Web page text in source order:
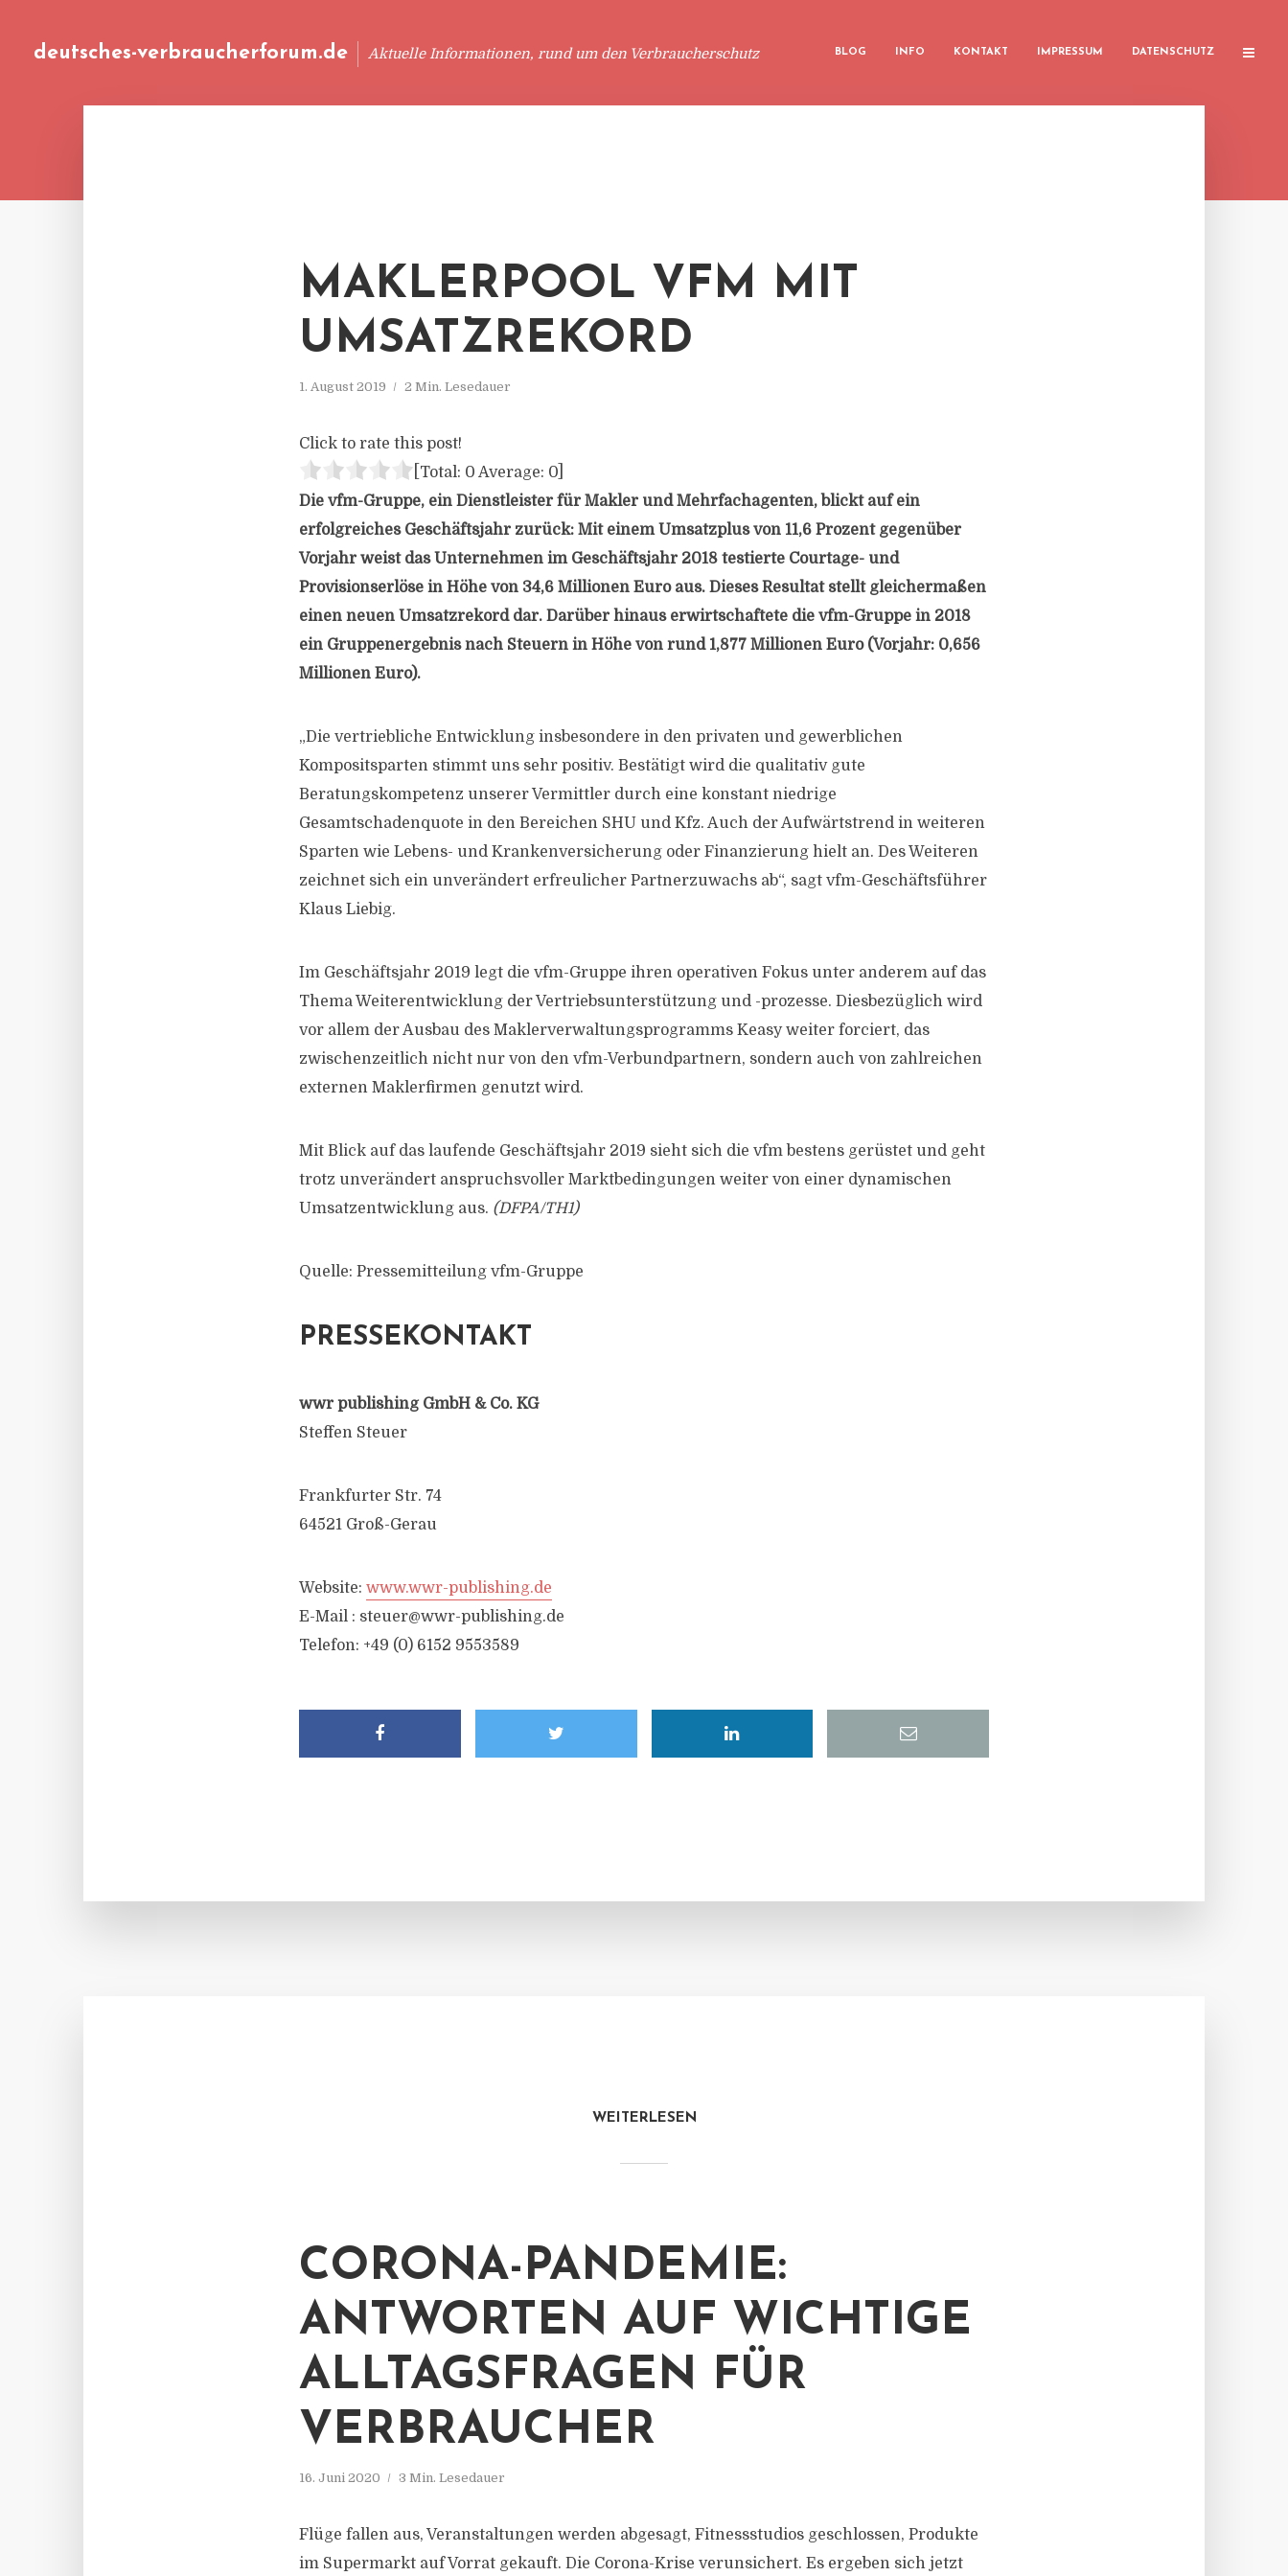
deutsches-verbraucherforum.de Aktuelle Informationen, rund um den Verbraucherschutz BLOG INFO KONTAKT IMPRESSUM DATENSCHUTZ
MAKLERPOOL VFM MIT
UMSATZREKORD
1. August 2019 2 Min. Lesedauer
Click to rate this post!
[Total: 0 Average: 0
Die vfm-Gruppe, ein Dienstleister für Makler und Mehrfachagenten, blickt auf ein
erfolgreiches Geschäftsjahr zurück: Mit einem Umsatzplus von 11,6 Prozent gegenüber
Vorjahr weist das Unternehmen im Geschäftsjahr 2018 testierte Courtage- und
Provisionserlöse in Höhe von 34,6 Millionen Euro aus. Dieses Resultat stellt gleichermaßen
einen neuen Umsatzrekord dar. Darüber hinaus erwirtschaftete die vfm-Gruppe in 2018
ein Gruppenergebnis nach Steuern in Höhe von rund 1,877 Millionen Euro (Vorjahr: 0,656
Millionen Euro).
„Die vertriebliche Entwicklung insbesondere in den privaten und gewerblichen
Kompositsparten stimmt uns sehr positiv. Bestätigt wird die qualitativ gute
Beratungskompetenz unserer Vermittler durch eine konstant niedrige
Gesamtschadenquote in den Bereichen SHU und Kfz. Auch der Aufwärtstrend in weiteren
Sparten wie Lebens- und Krankenversicherung oder Finanzierung hielt an. Des Weiteren
zeichnet sich ein unverändert erfreulicher Partnerzuwachs ab“, sagt vfm-Geschäftsführer
Klaus Liebig.
Im Geschäftsjahr 2019 legt die vfm-Gruppe ihren operativen Fokus unter anderem auf das
Thema Weiterentwicklung der Vertriebsunterstützung und -prozesse. Diesbezüglich wird
vor allem der Ausbau des Maklerverwaltungsprogramms Keasy weiter forciert, das
zwischenzeitlich nicht nur von den vfm-Verbundpartnern, sondern auch von zahlreichen
externen Maklerfirmen genutzt wird.
Mit Blick auf das laufende Geschäftsjahr 2019 sieht sich die vfm bestens gerüstet und geht
trotz unverändert anspruchsvoller Marktbedingungen weiter von einer dynamischen
Umsatzentwicklung aus. (DFPA/TH1)
Quelle: Pressemitteilung vfm-Gruppe
PRESSEKONTAKT
wwr publishing GmbH & Co. KG
Steffen Steuer
Frankfurter Str. 74
64521 Groß-Gerau
Website: www.wwr-publishing.de
E-Mail : steuer@wwr-publishing.de
Telefon: +49 (0) 6152 9553589
WEITERLESEN
CORONA-PANDEMIE:
ANTWORTEN AUF WICHTIGE
ALLTAGSFRAGEN FÜR
VERBRAUCHER
16. Juni 2020 3 Min. Lesedauer
Flüge fallen aus, Veranstaltungen werden abgesagt, Fitnessstudios geschlossen, Produkte
im Supermarkt auf Vorrat gekauft. Die Corona-Krise verunsichert. Es ergeben sich jetzt